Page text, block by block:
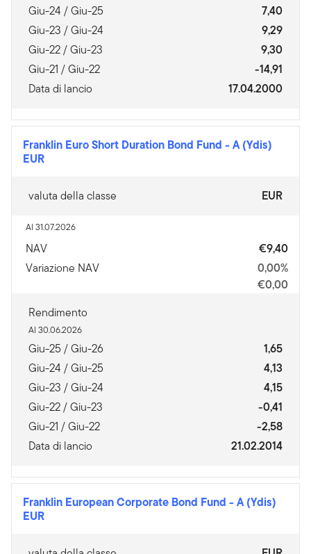
Giu-24 / Giu-25
7,40
Giu-23 / Giu-24
9,29
Giu-22 / Giu-23
9,30
Giu-21 / Giu-22
-14,91
Data di lancio
17.04.2000
Franklin Euro Short Duration Bond Fund - A (Ydis)
EUR
valuta della classe EUR
Al 31.07.2026
NAV
€9,40
Variazione NAV
0,00%
€0,00
Rendimento
Al 30.06.2026
Giu-25 / Giu-26
1,65
Giu-24 / Giu-25
4,13
Giu-23 / Giu-24
4,15
Giu-22 / Giu-23
-0,41
Giu-21 / Giu-22
-2,58
Data di lancio
21.02.2014
Franklin European Corporate Bond Fund - A (Ydis)
EUR